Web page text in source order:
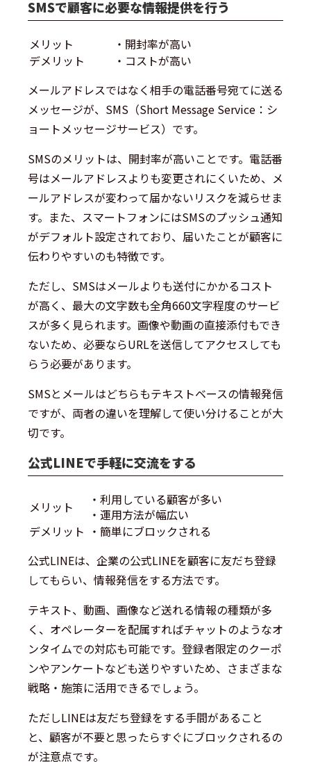
SMSで顧客に必要な情報提供を行う
メリット
・開封率が高い
デメリット
・コストが高い
メールアドレスではなく相手の電話番号宛てに送る
メッセージが、SMS（Short Message Service：シ
ョートメッセージサービス）です。
SMSのメリットは、開封率が高いことです。電話番
号はメールアドレスよりも変更されにくいため、メ
ールアドレスが変わって届かないリスクを減らせま
す。また、スマートフォンにはSMSのプッシュ通知
がデフォルト設定されており、届いたことが顧客に
伝わりやすいのも特徴です。
ただし、SMSはメールよりも送付にかかるコスト
が高く、最大の文字数も全角660文字程度のサービ
スが多く見られます。画像や動画の直接添付もでき
ないため、必要ならURLを送信してアクセスしても
らう必要があります。
SMSとメールはどちらもテキストベースの情報発信
ですが、両者の違いを理解して使い分けることが大
切です。
公式LINEで手軽に交流をする
メリット
・利用している顧客が多い
・運用方法が幅広い
デメリット ・簡単にブロックされる
公式LINEは、企業の公式LINEを顧客に友だち登録
してもらい、情報発信をする方法です。
テキスト、動画、画像など送れる情報の種類が多
く、オペレーターを配属すればチャットのようなオ
ンタイムでの対応も可能です。登録者限定のクーポ
ンやアンケートなども送りやすいため、さまざまな
戦略・施策に活用できるでしょう。
ただしLINEは友だち登録をする手間があること
と、顧客が不要と思ったらすぐにブロックされるの
が注意点です。